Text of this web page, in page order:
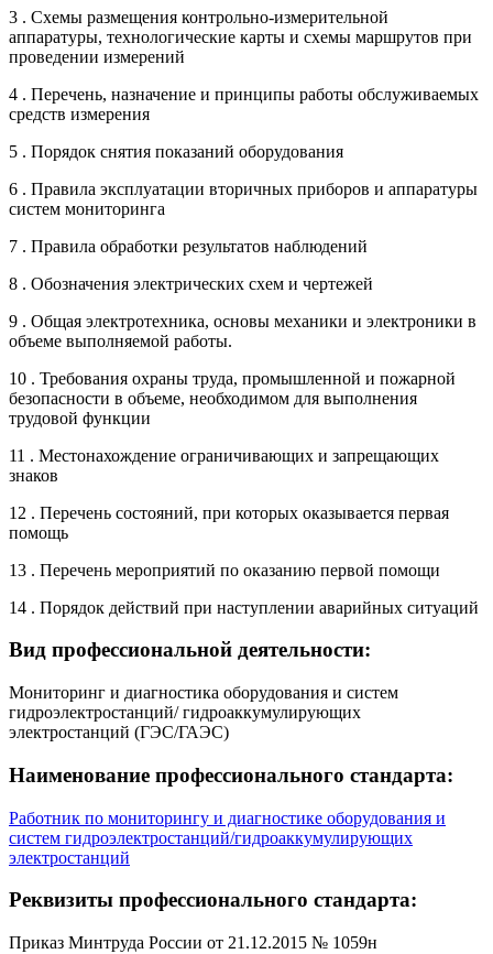
3 . Схемы размещения контрольно-измерительной
аппаратуры, технологические карты и схемы маршрутов при
проведении измерений
4 . Перечень, назначение и принципы работы обслуживаемых
средств измерения
5 . Порядок снятия показаний оборудования
6 . Правила эксплуатации вторичных приборов и аппаратуры
систем мониторинга
7 . Правила обработки результатов наблюдений
8 . Обозначения электрических схем и чертежей
9 . Общая электротехника, основы механики и электроники в
объеме выполняемой работы.
10 . Требования охраны труда, промышленной и пожарной
безопасности в объеме, необходимом для выполнения
трудовой функции
11 . Местонахождение ограничивающих и запрещающих
знаков
12 . Перечень состояний, при которых оказывается первая
помощь
13 . Перечень мероприятий по оказанию первой помощи
14 . Порядок действий при наступлении аварийных ситуаций
Вид профессиональной деятельности:
Мониторинг и диагностика оборудования и систем
гидроэлектростанций/ гидроаккумулирующих
электростанций (ГЭС/ГАЭС)
Наименование профессионального стандарта:
Работник по мониторингу и диагностике оборудования и
систем гидроэлектростанций/гидроаккумулирующих
электростанций
Реквизиты профессионального стандарта:
Приказ Минтруда России от 21.12.2015 № 1059н